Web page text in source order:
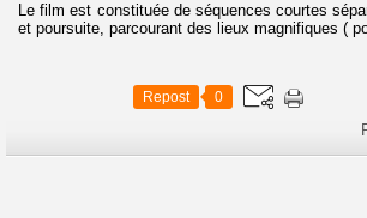
Le film est constituée de séquences courtes
et poursuite, parcourant des lieux magnifiques (
Repost 0